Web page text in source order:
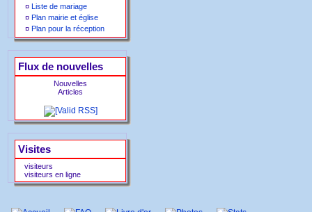
¤ Liste de mariage
¤ Plan mairie et église
¤ Plan pour la réception
Flux de nouvelles
Nouvelles
Articles
Visites
visiteurs
visiteurs en ligne